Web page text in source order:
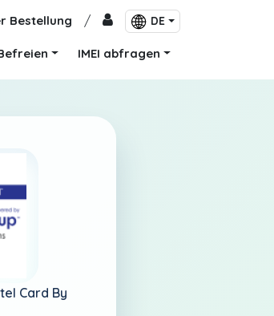
Bestellung / DE
IMEI abfragen
Card By